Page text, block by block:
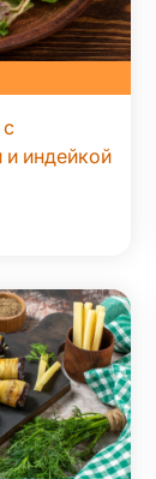
с
и индейкой